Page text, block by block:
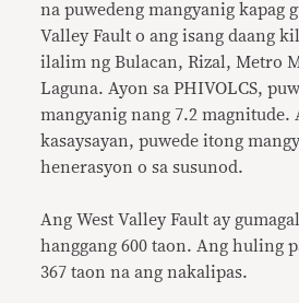
na puwedeng mangyanig kapag
Valley Fault o ang isang daang
ilalim ng Bulacan, Rizal, Metro
Laguna. Ayon sa PHIVOLCS,
mangyanig nang 7.2 magnitude.
kasaysayan, puwede itong
henerasyon o sa susunod.
Ang West Valley Fault ay
hanggang 600 taon. Ang huling
367 taon na ang nakalipas.